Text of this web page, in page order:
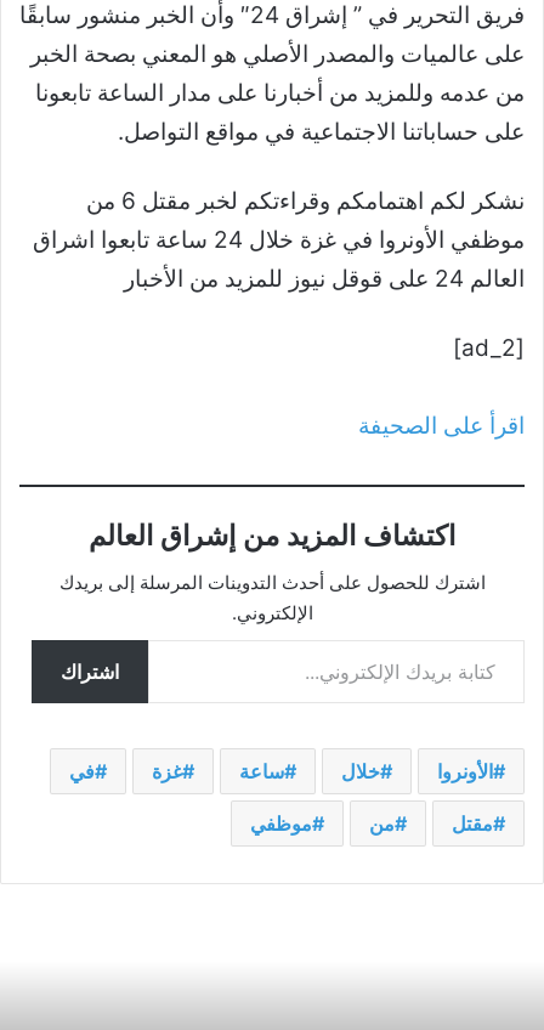
فريق التحرير في ” إشراق 24″ وأن الخبر منشور سابقًا
على عالميات والمصدر الأصلي هو المعني بصحة الخبر
من عدمه وللمزيد من أخبارنا على مدار الساعة تابعونا
على حساباتنا الاجتماعية في مواقع التواصل.
نشكر لكم اهتمامكم وقراءتكم لخبر مقتل 6 من
موظفي الأونروا في غزة خلال 24 ساعة تابعوا اشراق
العالم 24 على قوقل نيوز للمزيد من الأخبار
[ad_2]
اقرأ على الصحيفة
اكتشاف المزيد من إشراق العالم
اشترك للحصول على أحدث التدوينات المرسلة إلى بريدك
الإلكتروني.
كتابة بريدك الإلكتروني...
اشتراك
الأونروا خلال ساعة غزة في
مقتل من موظفي